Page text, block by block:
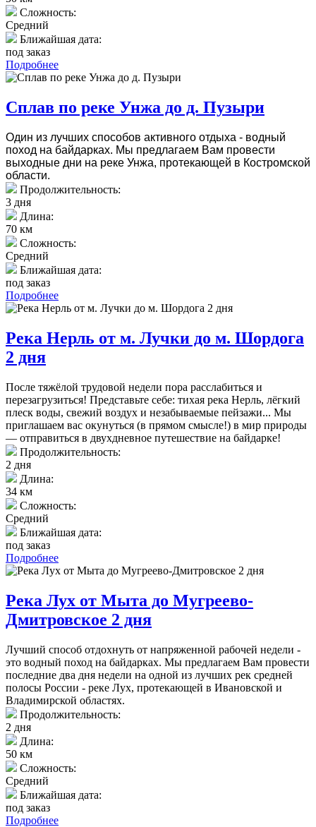
Сложность:
Средний
Ближайшая дата:
под заказ
Подробнее
Сплав по реке Унжа до д. Пузыри
Один из лучших способов активного отдыха - водный
поход на байдарках. Мы предлагаем Вам провести
выходные дни на реке Унжа, протекающей в Костромской
области.
Продолжительность:
3 дня
Длина:
70 км
Сложность:
Средний
Ближайшая дата:
под заказ
Подробнее
Река Нерль от м. Лучки до м. Шордога
2 дня
После тяжёлой трудовой недели пора расслабиться и
перезагрузиться! Представьте себе: тихая река Нерль, лёгкий
плеск воды, свежий воздух и незабываемые пейзажи... Мы
приглашаем вас окунуться (в прямом смысле!) в мир природы
— отправиться в двухдневное путешествие на байдарке!
Продолжительность:
2 дня
Длина:
34 км
Сложность:
Средний
Ближайшая дата:
под заказ
Подробнее
Река Лух от Мыта до Мугреево-
Дмитровское 2 дня
Лучший способ отдохнуть от напряженной рабочей недели -
это водный поход на байдарках. Мы предлагаем Вам провести
последние два дня недели на одной из лучших рек средней
полосы России - реке Лух, протекающей в Ивановской и
Владимирской областях.
Продолжительность:
2 дня
Длина:
50 км
Сложность:
Средний
Ближайшая дата:
под заказ
Подробнее